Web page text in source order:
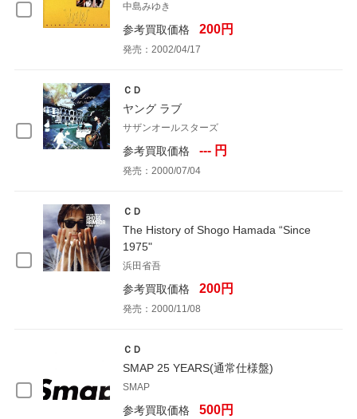
中島みゆき
参考買取価格 200円
発売：2002/04/17
ＣＤ
ヤング ラブ
サザンオールスターズ
参考買取価格 --- 円
発売：2000/07/04
ＣＤ
The History of Shogo Hamada “Since
1975"
浜田省吾
参考買取価格 200円
発売：2000/11/08
ＣＤ
SMAP 25 YEARS(通常仕様盤)
SMAP
参考買取価格 500円